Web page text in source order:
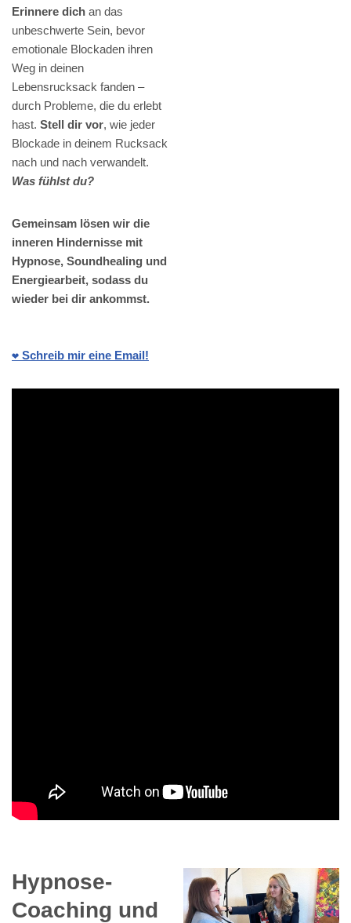
Erinnere dich an das
unbeschwerte Sein, bevor
emotionale Blockaden ihren
Weg in deinen
Lebensrucksack fanden –
durch Probleme, die du erlebt
hast. Stell dir vor, wie jeder
Blockade in deinem Rucksack
nach und nach verwandelt.
Was fühlst du?
Gemeinsam lösen wir die
inneren Hindernisse mit
Hypnose, Soundhealing und
Energiearbeit, sodass du
wieder bei dir ankommst.
❤️ Schreib mir eine Email!
Hypnose-
Coaching und